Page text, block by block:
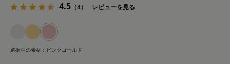
4.5 （4） レビューを見る
選択中の素材： ピンクゴールド